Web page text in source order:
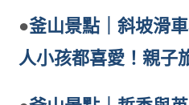
●釜山景點｜斜坡滑
人小孩都喜愛！親子